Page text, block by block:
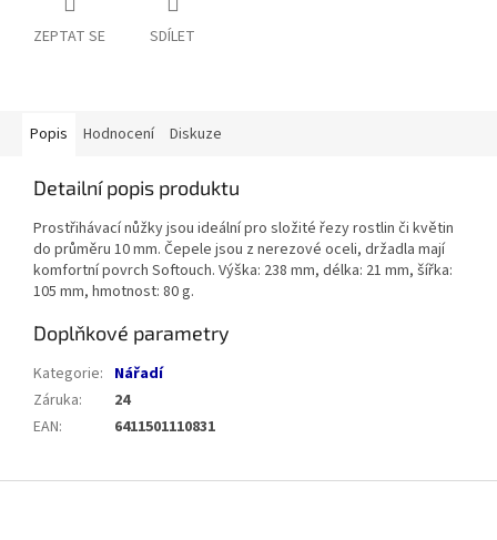
ZEPTAT SE SDÍLET
Popis Hodnocení Diskuze
Detailní popis produktu
Prostřihávací nůžky jsou ideální pro složité řezy rostlin či květin
do průměru 10 mm. Čepele jsou z nerezové oceli, držadla mají
komfortní povrch Softouch. Výška: 238 mm, délka: 21 mm, šířka:
105 mm, hmotnost: 80 g.
Doplňkové parametry
Kategorie: Nářadí
Záruka:
24
EAN: 6411501110831